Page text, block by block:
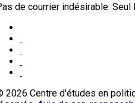
de courrier indésirable. Seul
2026 Centre d'études en